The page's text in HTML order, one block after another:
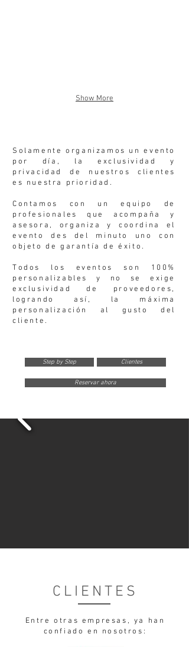
Show More
Solamente organizamos un evento
por día, la exclusividad y
privacidad de nuestros clientes
es nuestra prioridad.
Contamos con un equipo de
profesionales que acompaña y
asesora, organiza y coordina el
evento des del minuto uno con
objeto de garantía de éxito.
Todos los eventos son 100%
personalizables y no se exige
exclusividad de proveedores,
logrando así, la máxima
personalización al gusto del
cliente.
Step by Step Clientes
Reservar ahora
CLIENTES
Entre otras empresas, ya han
confiado en nosotros: